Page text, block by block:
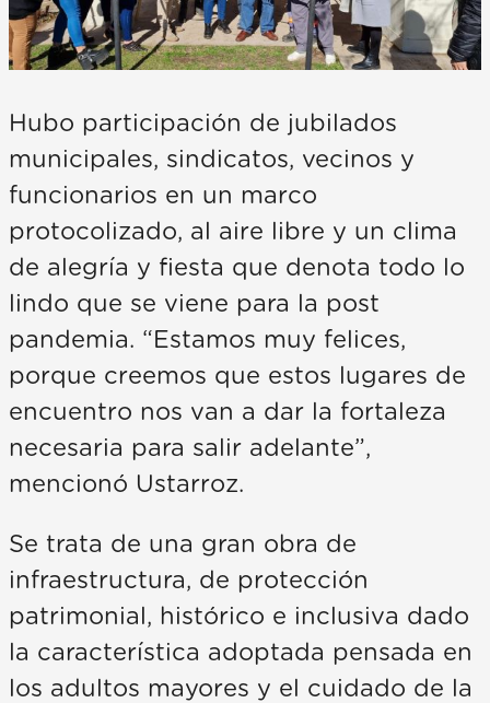
Hubo participación de jubilados
municipales, sindicatos, vecinos y
funcionarios en un marco
protocolizado, al aire libre y un clima
de alegría y fiesta que denota todo lo
lindo que se viene para la post
pandemia. “Estamos muy felices,
porque creemos que estos lugares de
encuentro nos van a dar la fortaleza
necesaria para salir adelante”,
mencionó Ustarroz.
Se trata de una gran obra de
infraestructura, de protección
patrimonial, histórico e inclusiva dado
la característica adoptada pensada en
los adultos mayores y el cuidado de la